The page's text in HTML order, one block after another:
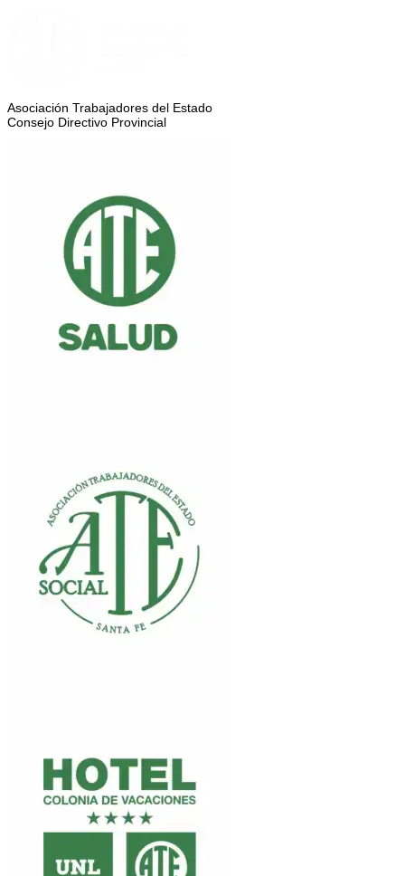
Asociación Trabajadores del Estado
Consejo Directivo Provincial